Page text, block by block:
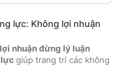
lực: Không lợi nhuận
nhuận đừng lý luận
giúp trang trí các không